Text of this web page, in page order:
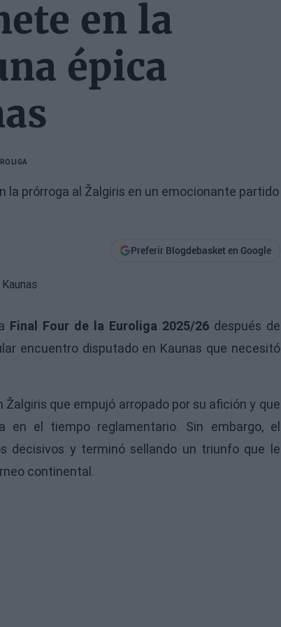
en la
épica
la prórroga al Žalgiris en un emocionante partido
Preferir Blogdebasket en Google
Final Four de la Euroliga 2025/26después de
encuentro disputado en Kaunas que necesitó
que empujó arropado por su afición y que
el tiempo reglamentario. Sin embargo, el
decisivos y terminó sellando un triunfo que le
continental.